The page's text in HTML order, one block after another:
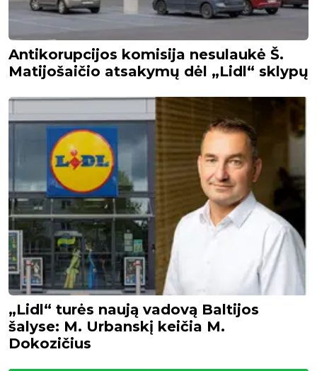
Antikorupcijos komisija nesulaukė Š.
Matijošaičio atsakymų dėl „Lidl“ sklypų
„Lidl“ turės naują vadovą Baltijos
šalyse: M. Urbanskį keičia M.
Dokozičius